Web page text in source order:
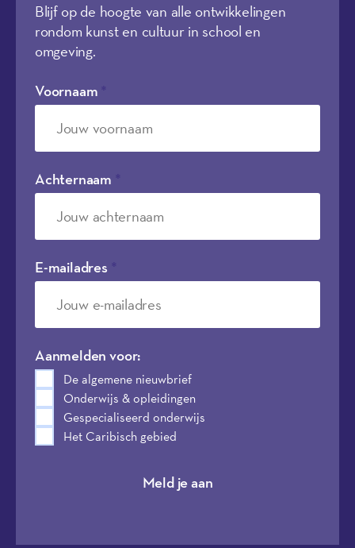
Blijf op de hoogte van alle ontwikkelingen
rondom kunst en cultuur in school en
omgeving.
Voornaam
Achternaam
E-mailadres
Aanmelden voor:
De algemene nieuwbrief
Onderwijs & opleidingen
Gespecialiseerd onderwijs
Het Caribisch gebied
Meld je aan